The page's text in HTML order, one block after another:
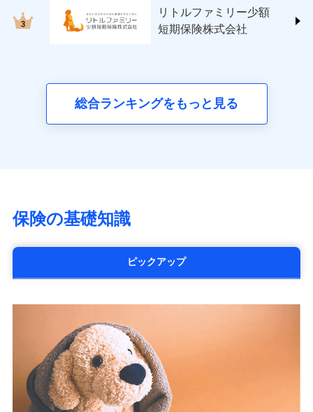
アクサ生命保険株式会社
（https://www.axa.co.jp/）
（https://www.fwdlife.co.jp/）
ソニー生命保険株式会社
（https://www.sonylife.co.jp）
SOMPOひまわり生命保険株式会社
太陽生命保険株式会社（https://www.taiyo-
チューリッヒ生命保険株式会社
（https://www.zurichlife.co.jp/）
東京海上日動あんしん生命保険株式会社
（https://www.nanairolife.co.jp/）
日本生命保険相互会社
（https://www.nissay.co.jp）
はなさく生命保険株式会社
（https://www.life8739.co.jp/）
マニュライフ生命保険株式会社
リトルファミリー少額
短期保険株式会社
総合ランキングをもっと見る
保険の基礎知識
ピックアップ